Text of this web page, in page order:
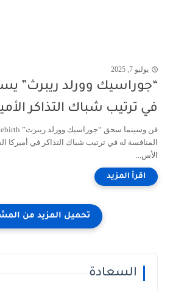
يوليو 7, 2025
“جوراسيك وورلد ريبرث”
في ترتيب شباك التذاكر
المنافسة له في ترتيب شباك التذاكر في أميركا
الأس...
السعادة